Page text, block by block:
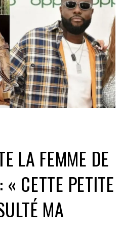
LA FEMME DE
CETTE PETITE
MA